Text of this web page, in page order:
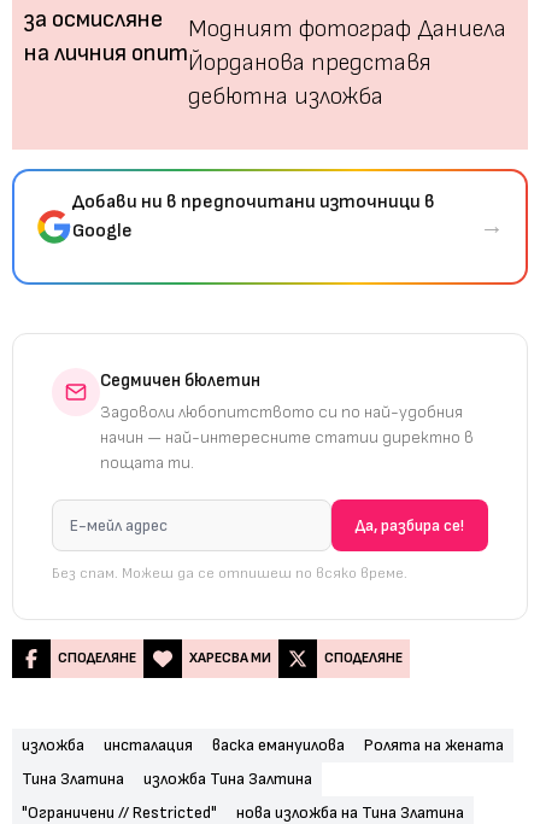
Модният фотограф Даниела
Йорданова представя
дебютна изложба
Добави ни в предпочитани източници в
Google
→
Седмичен бюлетин
Задоволи любопитството си по най-удобния
начин — най-интересните статии директно в
пощата ти.
Без спам. Можеш да се отпишеш по всяко време.
СПОДЕЛЯНЕ ХАРЕСВА МИ СПОДЕЛЯНЕ
изложба инсталация васка емануилова
Ролята на жената
Тина Златина
изложба Тина Залтина
"Ограничени // Restricted"
нова изложба на Тина Златина